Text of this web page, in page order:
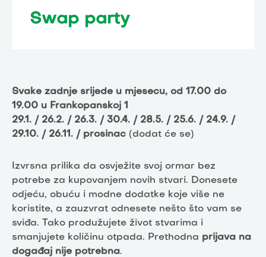
Swap party
Svake zadnje srijede u mjesecu, od 17.00 do
19.00 u Frankopanskoj 1
29.1. / 26.2. / 26.3. / 30.4. / 28.5. / 25.6. / 24.9. /
29.10. / 26.11. / prosinac (dodat će se)
Izvrsna prilika da osvježite svoj ormar bez
potrebe za kupovanjem novih stvari. Donesete
odjeću, obuću i modne dodatke koje više ne
koristite, a zauzvrat odnesete nešto što vam se
sviđa. Tako produžujete život stvarima i
smanjujete količinu otpada. Prethodna prijava na
događaj nije potrebna.